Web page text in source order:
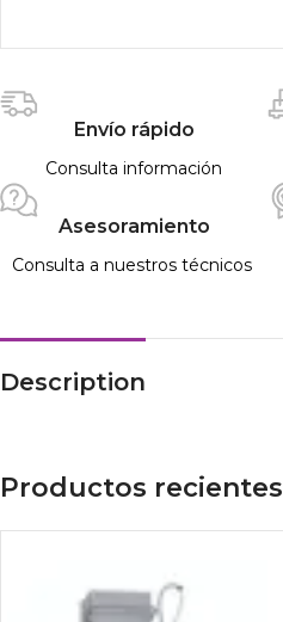
Envío rápido
Consulta información
Asesoramiento
Consulta a nuestros técnicos
Description
Productos recientes